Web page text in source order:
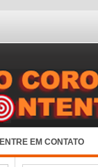
ENTRE EM CONTATO